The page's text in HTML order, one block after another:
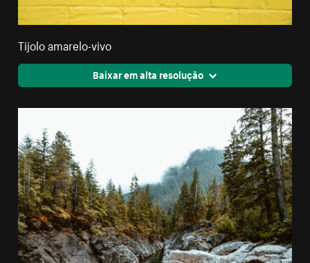
Tijolo amarelo-vivo
Baixar em alta resolução